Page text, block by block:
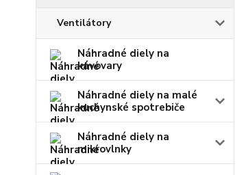
Ventilátory
Náhradné diely na
kávovary
Náhradné diely na malé
kuchynské spotrebiče
Náhradné diely na
mikrovlnky